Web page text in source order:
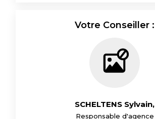
Votre Conseiller :
SCHELTENS Sylvain,
Responsable d'agence